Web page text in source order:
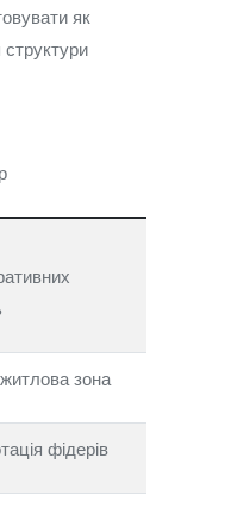
як
зона
фідерів